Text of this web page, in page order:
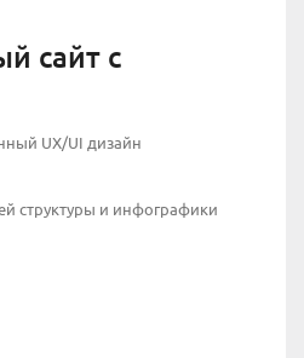
сайт с
UX/UI дизайн
структуры и инфографики